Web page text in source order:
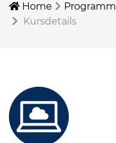
Home Programm
Kursdetails